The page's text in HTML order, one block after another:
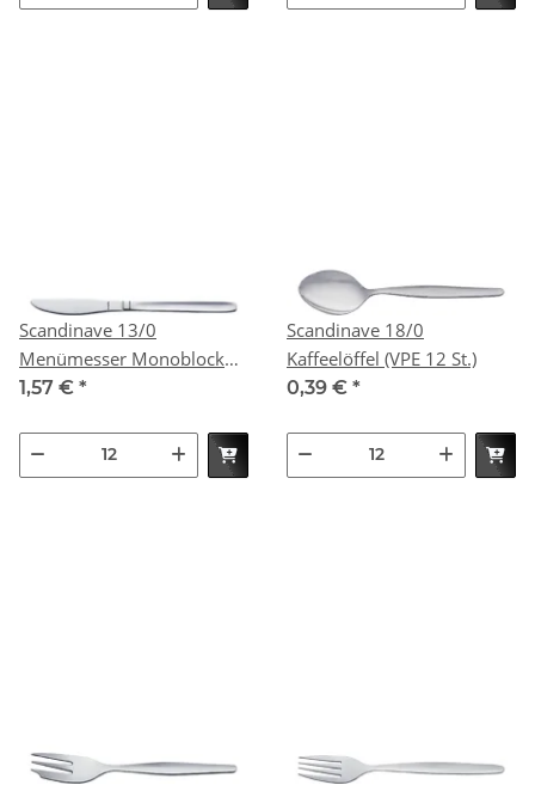
Scandinave 13/0
Menümesser Monoblock
(VPE 12 St.)
1,57 € *
Scandinave 18/0
Kaffeelöffel (VPE 12 St.)
0,39 € *